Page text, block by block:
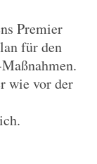
Premier
für den
wie vor der